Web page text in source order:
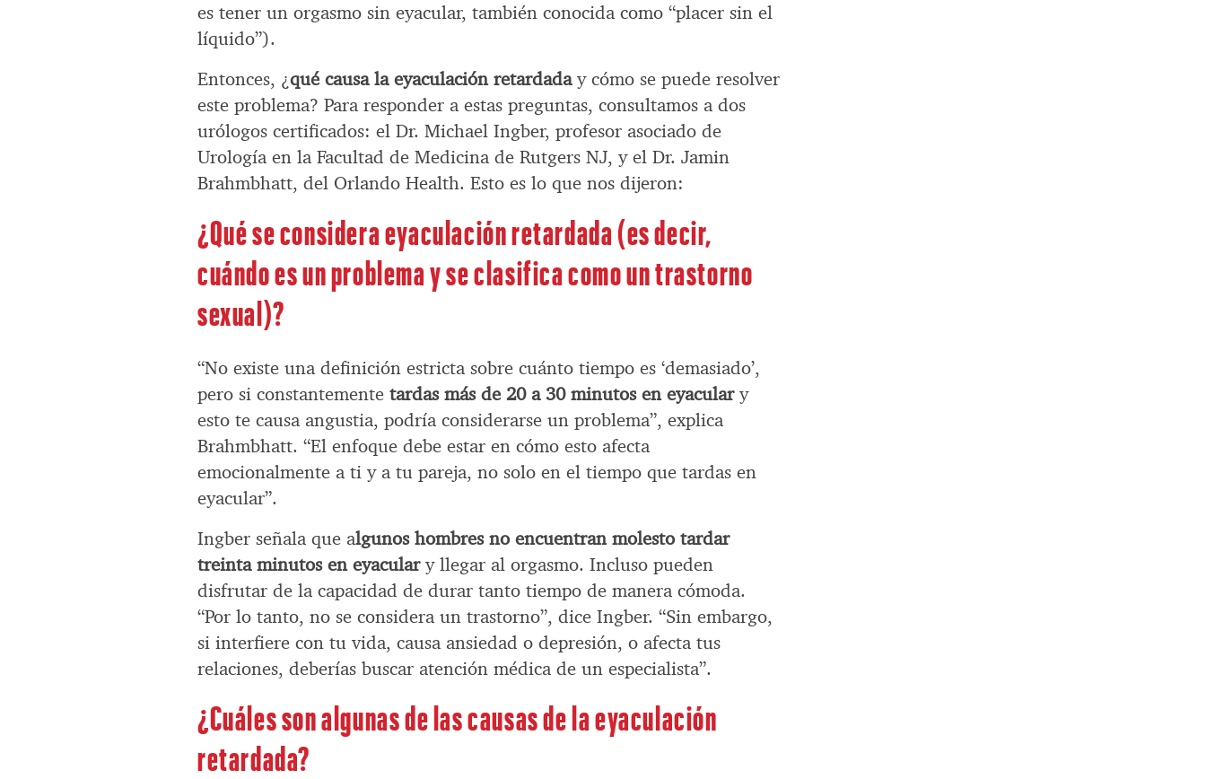
es tener un orgasmo sin eyacular, también conocida como “placer sin el
líquido”).
Entonces, ¿qué causa la eyaculación retardaday cómo se puede resolver
este problema? Para responder a estas preguntas, consultamos a dos
urólogos certificados: el Dr. Michael Ingber, profesor asociado de
Urología en la Facultad de Medicina de Rutgers NJ, y el Dr. Jamin
Brahmbhatt, del Orlando Health. Esto es lo que nos dijeron:
¿Qué se considera eyaculación retardada (es decir,
cuándo es un problema y se clasifica como un trastorno
sexual)?
“No existe una definición estricta sobre cuánto tiempo es ‘demasiado’,
pero si constantementetardas más de 20 a 30 minutos en eyaculary
esto te causa angustia, podría considerarse un problema”, explica
Brahmbhatt. “El enfoque debe estar en cómo esto afecta
emocionalmente a ti y a tu pareja, no solo en el tiempo que tardas en
eyacular”.
Ingber señala que algunos hombres no encuentran molesto tardar
treinta minutos en eyaculary llegar al orgasmo. Incluso pueden
disfrutar de la capacidad de durar tanto tiempo de manera cómoda.
“Por lo tanto, no se considera un trastorno”, dice Ingber. “Sin embargo,
si interfiere con tu vida, causa ansiedad o depresión, o afecta tus
relaciones, deberías buscar atención médica de un especialista”.
¿Cuáles son algunas de las causas de la eyaculación
retardada?